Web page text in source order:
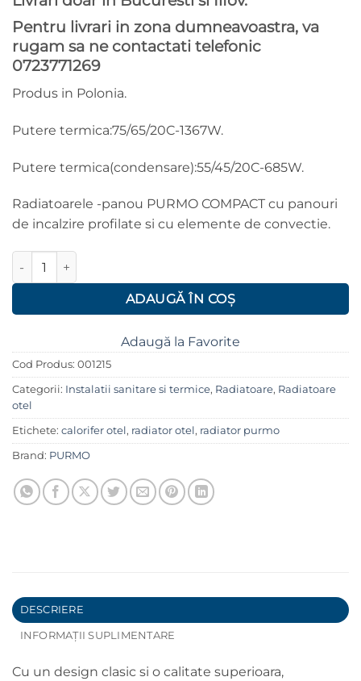
Pentru livrari in zona dumneavoastra, va
rugam sa ne contactati telefonic
0723771269
Produs in Polonia.
Putere termica:75/65/20C-1367W.
Putere termica(condensare):55/45/20C-685W.
Radiatoarele -panou PURMO COMPACT cu panouri
de incalzire profilate si cu elemente de convectie.
Cantitate Radiator / calorifer otel PURMO C22 600*800 mm
ADAUGĂ ÎN COȘ
Adaugă la Favorite
Cod Produs: 001215
Categorii: Instalatii sanitare si termice, Radiatoare, Radiatoare
otel
Etichete: calorifer otel, radiator otel, radiator purmo
Brand: PURMO
DESCRIERE
INFORMAȚII SUPLIMENTARE
Cu un design clasic si o calitate superioara,